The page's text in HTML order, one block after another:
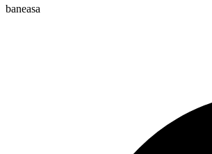
baneasa